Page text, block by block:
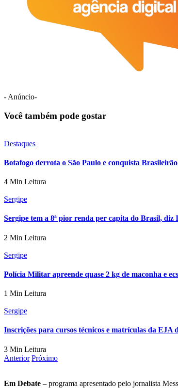
- Anúncio-
Você também pode gostar
Destaques
Botafogo derrota o São Paulo e conquista
4 Min Leitura
Sergipe
Sergipe tem a 8ª pior renda per capita do Brasil, diz
2 Min Leitura
Sergipe
Polícia Militar apreende quase 2 kg de maconha e
1 Min Leitura
Sergipe
Inscrições para cursos técnicos e matrículas da EJA
3 Min Leitura
Anterior Próximo
Em Debate – programa apresentado pelo jornalista